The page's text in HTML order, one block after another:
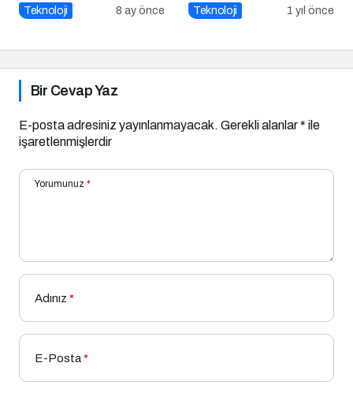
dönemi başlatıyor
Teknoloji 8 ay önce
Temizlemenin Zamanı
Teknoloji 1 yıl önce
Bir Cevap Yaz
E-posta adresiniz yayınlanmayacak. Gerekli alanlar* ile
işaretlenmişlerdir
Yorumunuz *
Adınız *
E-Posta*